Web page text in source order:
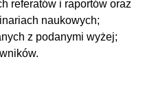
referatów i raportów oraz
naukowych;
z podanymi wyżej;